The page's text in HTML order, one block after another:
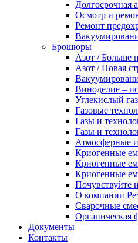
Долгосрочная
Осмотр и
Ремонт
Брошюры
Азот / Больше
Азот / Новая
Виноделие –
Углекислый
Газовые
Газы и
Газы и
Атмосферные
Криогенные
Криогенные
Криогенные
Почувствуйте
О компании
Сварочные
Органическая
Документы
Контакты